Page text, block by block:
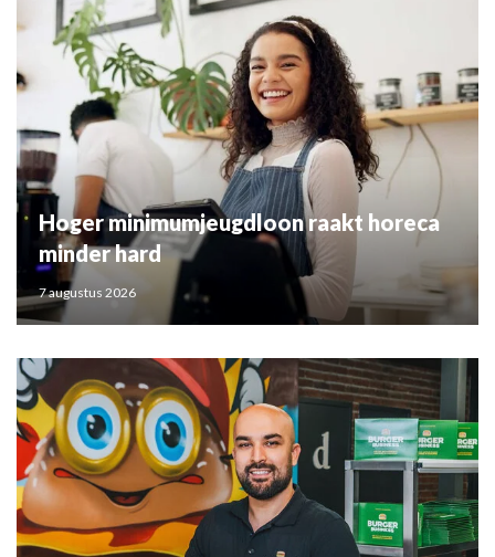
Hoger minimumjeugdloon raakt horeca
minder hard
7 augustus 2026